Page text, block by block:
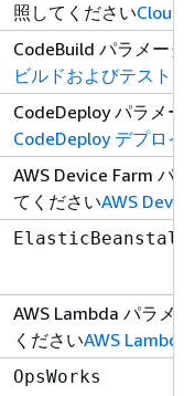
照してください
CodeBuild パラメー
ビルドおよびテスト
CodeDeploy パラメー
CodeDeploy デプロイ
AWS Device Farm パ
てくださいAWS
ElasticBeanstalk
AWS Lambda パラメ
くださいAWS
OpsWorks